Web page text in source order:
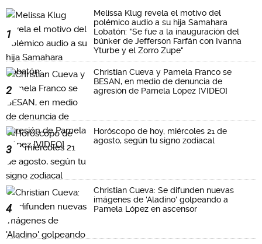
1
Melissa Klug revela el motivo del
polémico audio a su hija Samahara
Lobatón: "Se fue a la inauguración del
búnker de Jefferson Farfán con Ivanna
Yturbe y el Zorro Zupe"
2
Christian Cueva y Pamela Franco se
BESAN, en medio de denuncia de
agresión de Pamela López [VIDEO]
3
Horóscopo de hoy, miércoles 21 de
agosto, según tu signo zodiacal
4
Christian Cueva: Se difunden nuevas
imágenes de 'Aladino' golpeando a
Pamela López en ascensor